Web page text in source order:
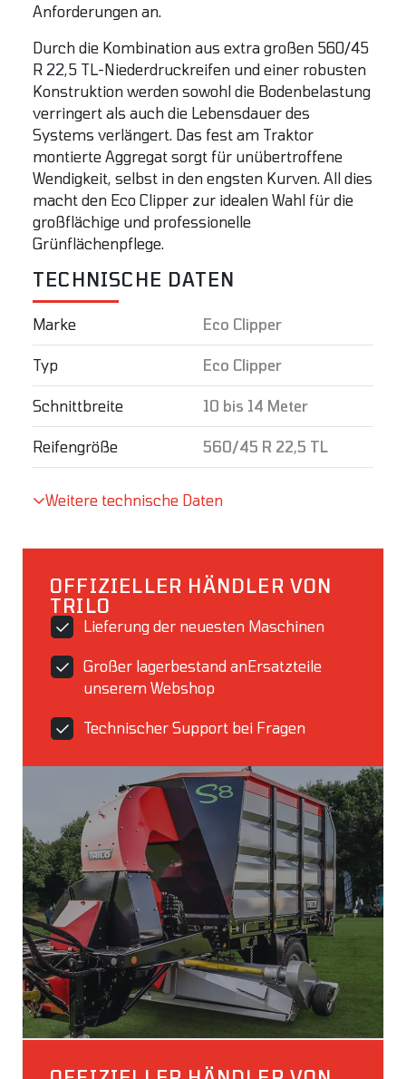
Anforderungen an.
Durch die Kombination aus extra großen 560/45
R 22,5 TL-Niederdruckreifen und einer robusten
Konstruktion werden sowohl die Bodenbelastung
verringert als auch die Lebensdauer des
Systems verlängert. Das fest am Traktor
montierte Aggregat sorgt für unübertroffene
Wendigkeit, selbst in den engsten Kurven. All dies
macht den Eco Clipper zur idealen Wahl für die
großflächige und professionelle
Grünflächenpflege.
TECHNISCHE DATEN
Marke Eco Clipper
Typ Eco Clipper
Schnittbreite 10 bis 14 Meter
Reifengröße 560/45 R 22,5 TL
Weitere technische Daten
OFFIZIELLER HÄNDLER VON
TRILO
Lieferung der neuesten Maschinen
Großer lagerbestand anErsatzteile
unserem Webshop
Technischer Support bei Fragen